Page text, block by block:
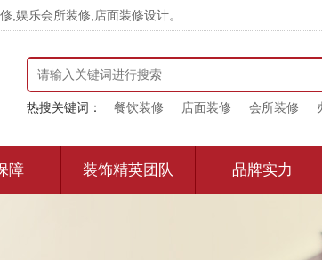
,娱乐会所装修,店面装修设计。
热搜关键词： 餐饮装修 店面装修 会所装修
障 装饰精英团队 品牌实力